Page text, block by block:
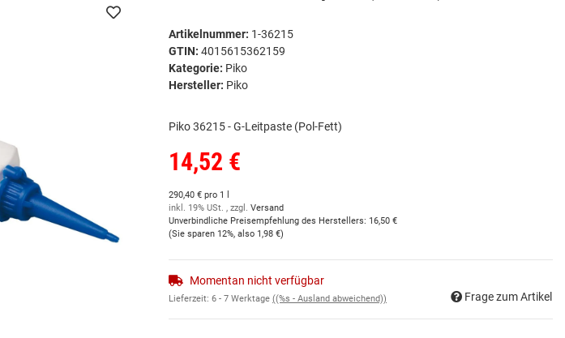
Artikelnummer: 1-36215
GTIN: 4015615362159
Kategorie: Piko
Hersteller: Piko
Piko 36215 - G-Leitpaste (Pol-Fett)
14,52 €
290,40 € pro 1 l
inkl. 19% USt. , zzgl. Versand
Unverbindliche Preisempfehlung des Herstellers: 16,50 €
(Sie sparen 12%, also 1,98 €)
Momentan nicht verfügbar
Lieferzeit: 6 - 7 Werktage ((%s - Ausland abweichend)) Frage zum Artikel